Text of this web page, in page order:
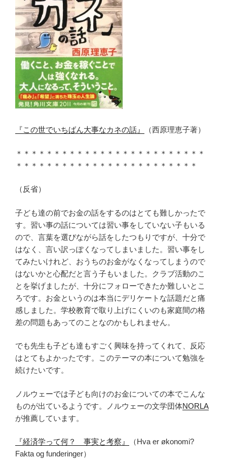
『この世でいちばん大事なカネの話』 （西原理恵子著）
＊＊＊＊＊＊＊＊＊＊＊＊＊＊＊＊＊＊＊＊＊＊＊＊＊
＊＊＊＊＊＊＊＊＊＊＊＊＊＊＊＊＊＊＊＊＊＊＊＊
（反省）
子ども達の前でお金の話をするのはとても難しかったで
す。習い事の話については習い事をしていない子もいる
ので、言葉を選びながら話をしたつもりですが、十分で
はなく、言い訳っぽくなってしまいました。習い事をし
てみたいけれど、おうちのお金がなくなってしまうので
はないかと心配だと言う子もいました。クラブ活動のこ
とを挙げましたが、十分にフォローできたか難しいとこ
ろです。お金というのは本当にデリケートな話題だと痛
感しました。学校教育で取り上げにくいのも家庭間の格
差の問題もあってのことなのかもしれません。
でも先生も子ども達もすごく興味を持ってくれて、反応
はとてもよかったです。このテーマの本について勉強を
続けたいです。
ノルウェーでは子ども向けのお金についての本でこんな
ものが出ているようです。ノルウェーの文学団体NORLA
が推薦しています。
『経済学って何？ 事実と考察』
（Hva er økonomi?
Fakta og funderinger）